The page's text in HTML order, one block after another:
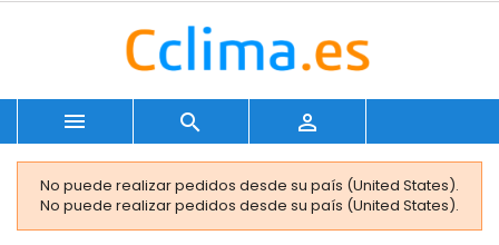
  
No puede realizar pedidos desde su país (United States).
No puede realizar pedidos desde su país (United States).